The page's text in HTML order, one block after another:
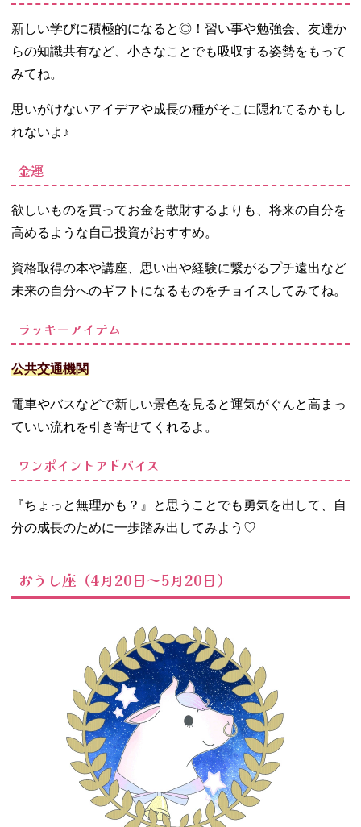
新しい学びに積極的になると◎！習い事や勉強会、友達か
らの知識共有など、小さなことでも吸収する姿勢をもって
みてね。
思いがけないアイデアや成長の種がそこに隠れてるかもし
れないよ♪
金運
欲しいものを買ってお金を散財するよりも、将来の自分を
高めるような自己投資がおすすめ。
資格取得の本や講座、思い出や経験に繋がるプチ遠出など
未来の自分へのギフトになるものをチョイスしてみてね。
ラッキーアイテム
公共交通機関
電車やバスなどで新しい景色を見ると運気がぐんと高まっ
ていい流れを引き寄せてくれるよ。
ワンポイントアドバイス
『ちょっと無理かも？』と思うことでも勇気を出して、自
分の成長のために一歩踏み出してみよう♡
おうし座（4月20日～5月20日）